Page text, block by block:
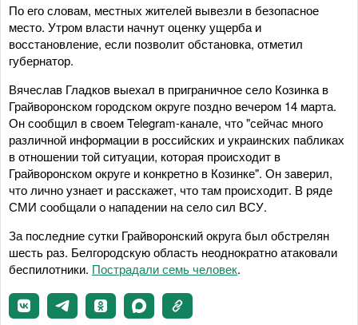
По его словам, местных жителей вывезли в безопасное
место. Утром власти начнут оценку ущерба и
восстановление, если позволит обстановка, отметил
губернатор.
Вячеслав Гладков выехал в приграничное село Козинка в
Грайворонском городском округе поздно вечером 14 марта.
Он сообщил в своем Telegram-канале, что "сейчас много
различной информации в российских и украинских пабликах
в отношении той ситуации, которая происходит в
Грайворонском округе и конкретно в Козинке". Он заверил,
что лично узнает и расскажет, что там происходит. В ряде
СМИ сообщали о нападении на село сил ВСУ.
За последние сутки Грайворонский округа был обстрелян
шесть раз. Белгородскую область неоднократно атаковали
беспилотники. Пострадали семь человек.